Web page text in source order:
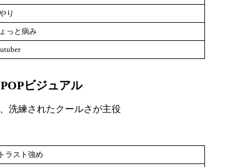
り
っと病み
ビジュアル
洗練されたクールさが主役
ラスト強め